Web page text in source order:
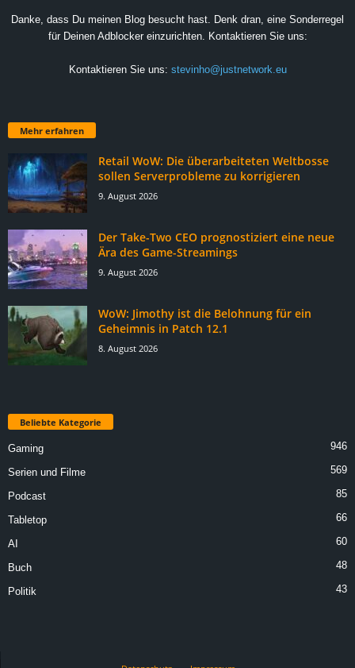
Danke, dass Du meinen Blog besucht hast. Denk dran, eine Sonderregel
für Deinen Adblocker einzurichten. Kontaktieren Sie uns:
Kontaktieren Sie uns: stevinho@justnetwork.eu
Mehr erfahren
Retail WoW: Die überarbeiteten Weltbosse
sollen Serverprobleme zu korrigieren
9. August 2026
Der Take-Two CEO prognostiziert eine neue
Ära des Game-Streamings
9. August 2026
WoW: Jimothy ist die Belohnung für ein
Geheimnis in Patch 12.1
8. August 2026
Beliebte Kategorie
Gaming 946
Serien und Filme 569
Podcast 85
Tabletop 66
AI 60
Buch 48
Politik 43